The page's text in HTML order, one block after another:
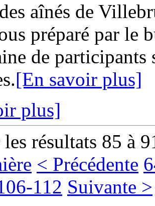
aînés de
préparé par le
de participants
[En savoir plus]
plus]
résultats 85 à
< Précédente
112 Suivante >